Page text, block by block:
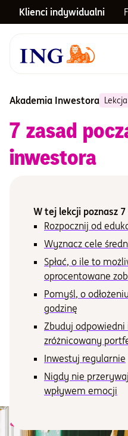
Klienci indywidualni
Menu główne
Notowania
Emerytura
Blog
Centrum pomocy
Informacje i
O nas
Akademia Inwestora
7 zasad
inwestora
W tej lekcji poznasz 7
Rozpocznij od
Wyznacz cele
Spłać, o ile to
oprocentowane
Pomyśl, o
godzinę
Zbuduj
zróżnicowany
Inwestuj regularnie
Nigdy nie
wpływem emocji